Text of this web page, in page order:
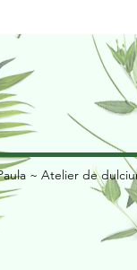
~ Atelier de